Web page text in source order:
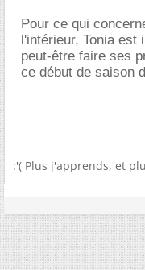
Pour ce qui
l'intérieur, Tonia est
peut-être faire ses
ce début de saison
:'( Plus j'apprends, et